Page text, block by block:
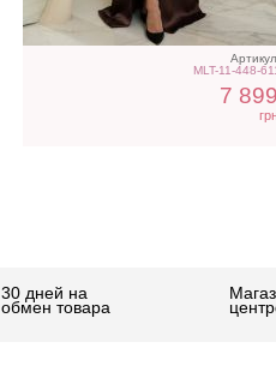
MLT-11-448-
7 899
30 дней на
обмен товара